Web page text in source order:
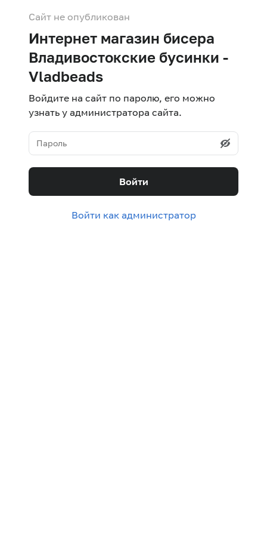
Сайт не опубликован
Интернет магазин бисера
Владивостокские бусинки -
Vladbeads
Войдите на сайт по паролю, его можно
узнать у администратора сайта.
Войти
Войти как администратор